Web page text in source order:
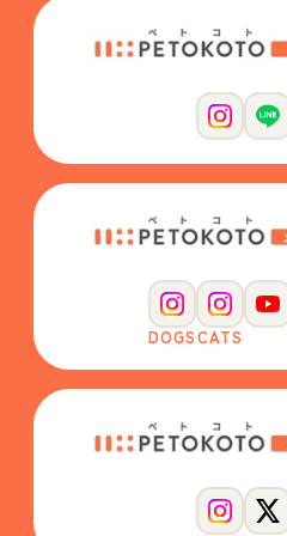
DOGSCATS